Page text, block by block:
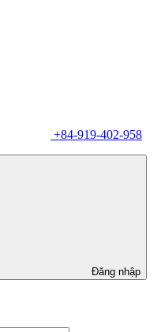
+84-919-402-958
Đăng nhập